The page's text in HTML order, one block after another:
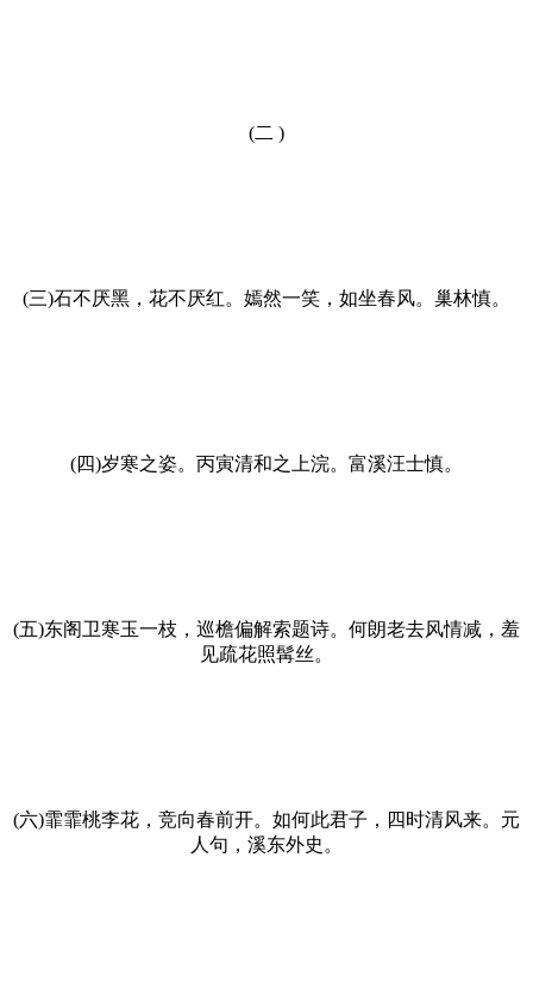
(二 )
(三)石不厌黑，花不厌红。嫣然一笑，如坐春风。巢林慎。
(四)岁寒之姿。丙寅清和之上浣。富溪汪士慎。
(五)东阁卫寒玉一枝，巡檐偏解索题诗。何朗老去风情减，羞
见疏花照髯丝。
(六)霏霏桃李花，竞向春前开。如何此君子，四时清风来。元
人句，溪东外史。